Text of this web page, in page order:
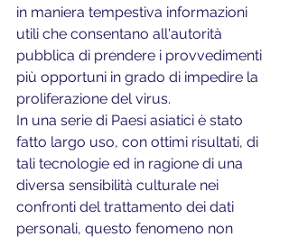
in maniera tempestiva informazioni
utili che consentano all'autorità
pubblica di prendere i provvedimenti
più opportuni in grado di impedire la
proliferazione del virus.
In una serie di Paesi asiatici è stato
fatto largo uso, con ottimi risultati, di
tali tecnologie ed in ragione di una
diversa sensibilità culturale nei
confronti del trattamento dei dati
personali, questo fenomeno non